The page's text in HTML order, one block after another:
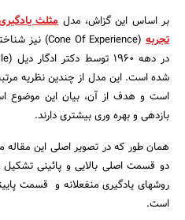
بر اساس این گزاش، مدلمثلث
تجربه(Cone Of Experience) نیز شناخته می‌شود یک
شده است. این مدل از چندین نظریه
است و هدف از آن، بیان این موضوع
بازدهی و بهره ­وری بیشتری دارند.
همان طور که در تصویر اصلی این
دو قسمت اصلی بالایی و پائینی
روشهای یادگیری منفعلانه و قسمت
است.